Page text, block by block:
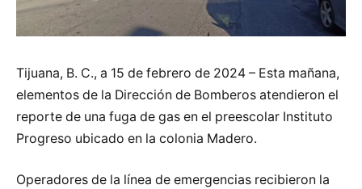
Tijuana, B. C., a 15 de febrero de 2024 – Esta mañana,
elementos de la Dirección de Bomberos atendieron el
reporte de una fuga de gas en el preescolar Instituto
Progreso ubicado en la colonia Madero.
Operadores de la línea de emergencias recibieron la